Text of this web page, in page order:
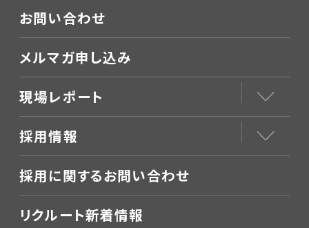
お問い合わせ
メルマガ申し込み
現場レポート
採用情報
採用に関するお問い合わせ
リクルート新着情報